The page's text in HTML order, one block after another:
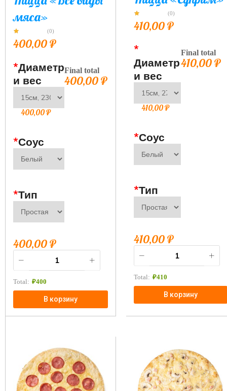
мяса»
(0)
400,00₽
*Диаметр
и вес
400,00₽
*Соус
*Тип
Final total
400,00₽
400,00₽
Total: ₽400
В корзину
(0)
410,00₽
*
Диаметр
и вес
410,00₽
*Соус
*Тип
Final total
410,00₽
410,00₽
Total: ₽410
В корзину